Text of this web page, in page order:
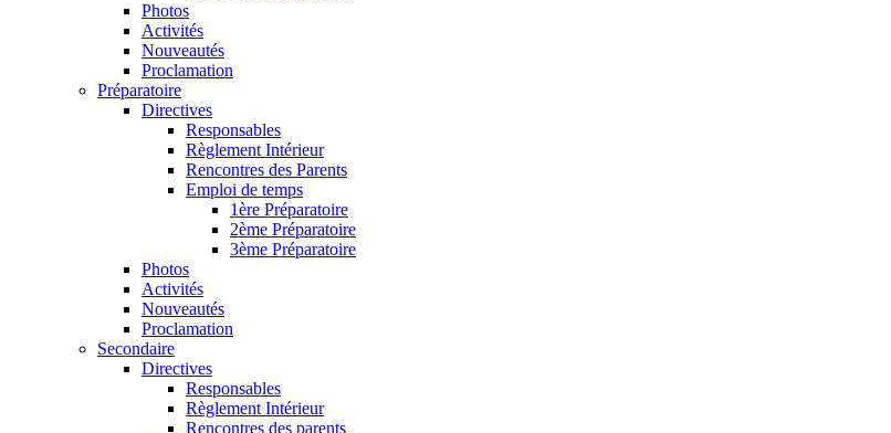
Photos
Activités
Nouveautés
Proclamation
Préparatoire
Directives
Responsables
Règlement Intérieur
Rencontres des Parents
Emploi de temps
1ère Préparatoire
2ème Préparatoire
3ème Préparatoire
Photos
Activités
Nouveautés
Proclamation
Secondaire
Directives
Responsables
Règlement Intérieur
Rencontres des parents